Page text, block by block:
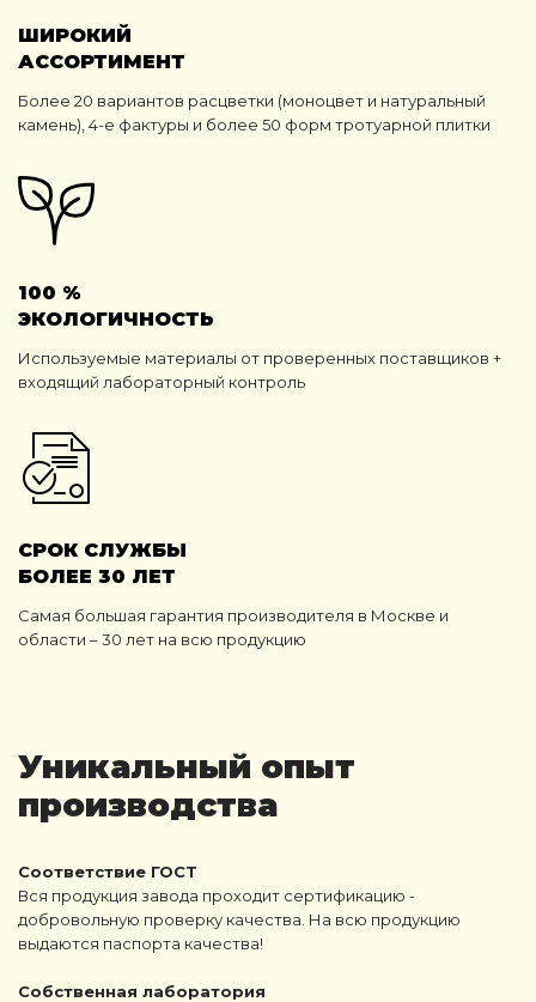
ШИРОКИЙ
АССОРТИМЕНТ
Более 20 вариантов расцветки (моноцвет и натуральный
камень), 4-е фактуры и более 50 форм тротуарной плитки
100 %
ЭКОЛОГИЧНОСТЬ
Используемые материалы от проверенных поставщиков +
входящий лабораторный контроль
СРОК СЛУЖБЫ
БОЛЕЕ 30 ЛЕТ
Самая большая гарантия производителя в Москве и
области – 30 лет на всю продукцию
Уникальный опыт
производства
Соответствие ГОСТ
Вся продукция завода проходит сертификацию -
добровольную проверку качества. На всю продукцию
выдаются паспорта качества!
Собственная лаборатория